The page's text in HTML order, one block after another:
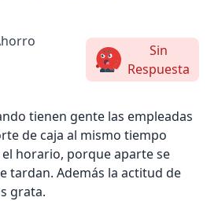
Sin
Respuesta
tienen gente las empleadas
de caja al mismo tiempo
horario, porque aparte se
tardan. Además la actitud de
grata.